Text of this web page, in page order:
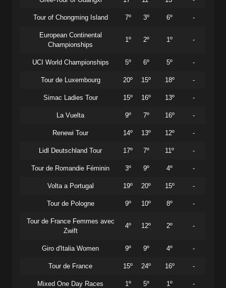
Tour of Chongming Island 7º 3º 6º -
European Continental
Championships
1º 2º 1º -
UCI World Championships 5º 6º 5º -
Tour de Luxembourg 20º 15º 18º -
Simac Ladies Tour 15º 16º 13º -
La Vuelta 9º 7º 16º -
Renewi Tour 14º 13º 12º -
Lidl Deutschland Tour 17º 7º 11º -
Tour de Romandie Féminin 3º 9º 4º -
Volta a Portugal 19º 20º 15º -
Tour de Pologne 9º 10º 8º -
Tour de France Femmes avec
Zwift
4º 12º 2º -
Giro d'Italia Women 9º 9º 4º -
Tour de France 15º 24º 16º -
Mixed One Day Races 1º 5º 1º -